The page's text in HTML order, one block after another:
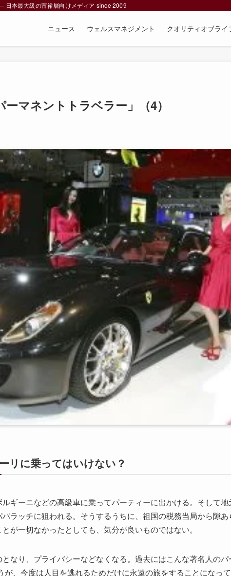
日本最大級の富裕層向けメディア since 2009
ニュース ウェルスマネジメント クオリティオブライ
マネントトラベラー」（4）
リに乗ってはいけない？
ギーニなどの高級車に乗ってパーティーに出かける。そして地
ラッチに狙われる。そうするうちに、祖国の税務当局から隙
が一切なかったとしても、気分が良いものではない。
なり、プライバシーなどなくなる。過去にはこんな著名人のパ
が、今度は人目を逃れるためだけに永遠の旅をすることになっ